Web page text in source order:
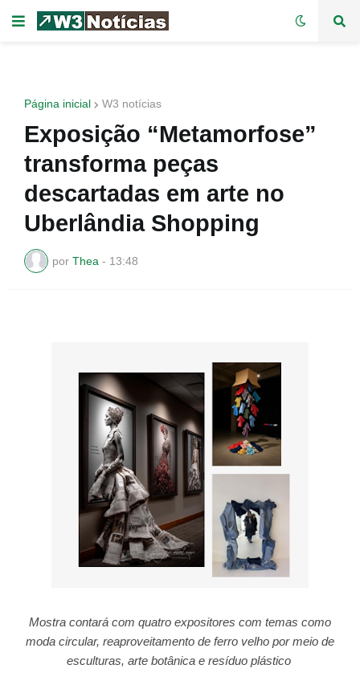
Página inicial W3 notícias
Exposição “Metamorfose”
transforma peças
descartadas em arte no
Uberlândia Shopping
por Thea - 13:48
Mostra contará com quatro expositores com temas como
moda circular, reaproveitamento de ferro velho por meio de
esculturas, arte botânica e resíduo plástico